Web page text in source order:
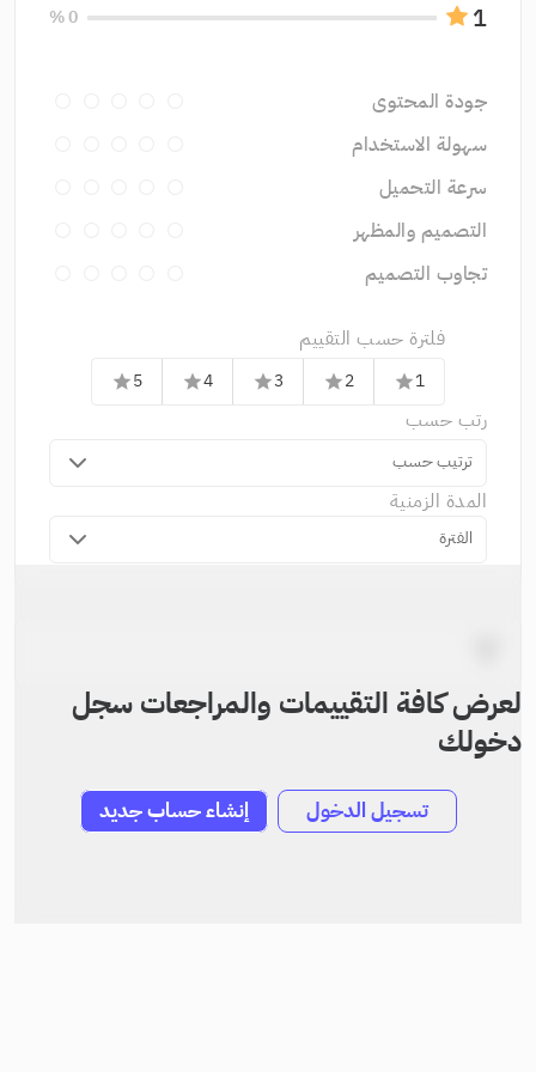
1
0 %
جودة المحتوى
سهولة الاستخدام
سرعة التحميل
التصميم والمظهر
تجاوب التصميم
فلترة حسب التقييم
1
star
2
star
3
star
4
star
5
star
رتب حسب
ترتيب حسب
المدة الزمنية
الفترة
لعرض كافة التقييمات والمراجعات سجل
دخولك
تسجيل الدخول إنشاء حساب جديد